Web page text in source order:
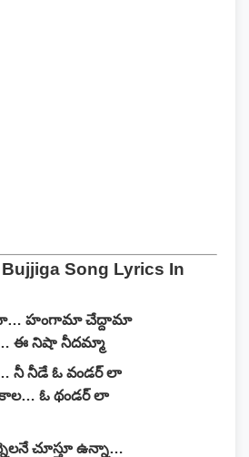
Song Lyrics In
హంగామా చేద్దామా
ఈ నిషా నీదమ్మా
నీడే ఓ వండర్ లా
ఓ థండర్ లా
చూస్తూ ఉన్నా…